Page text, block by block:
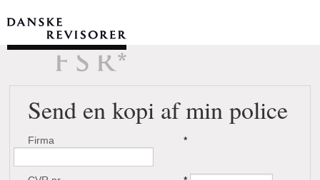
Send en kopi af min police
Firma *